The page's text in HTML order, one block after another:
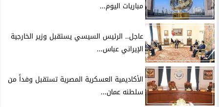
مباريات اليوم...
عاجل.. الرئيس السيسي يستقبل وزير الخارجية
الإيراني عباس...
الأكاديمية العسكرية المصرية تستقبل وفداً من
سلطنه عمان...